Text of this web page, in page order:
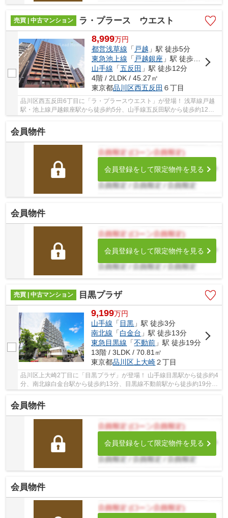
売買 | 中古マンション ラ・プラース ウエスト
8,999万円
都営浅草線 「 戸越 」駅 徒歩5分
東急池上線 「 戸越銀座 」駅 徒歩5分
山手線 「五反田 」駅 徒歩12分
4階 / 2LDK / 45.27㎡
東京都品川区西五反田 ６丁目
品川区西五反田6丁目に「ラ・プラースウエスト」が登場！ 浅草線戸越
駅・池上線戸越銀座駅から徒歩約5分、山手線五反田駅から徒歩約12
会員物件
会員登録をして限定物件を見る
会員物件
会員登録をして限定物件を見る
売買 | 中古マンション 目黒プラザ
9,199万円
山手線 「目黒 」駅 徒歩3分
南北線 「白金台 」駅 徒歩13分
東急目黒線 「不動前 」駅 徒歩19分
13階 / 3LDK / 70.81㎡
東京都品川区 上大崎２丁目
品川区上大崎2丁目に「目黒プラザ」が登場！ 山手線目黒駅から徒歩約4
分、南北線白金台駅から徒歩約13分、目黒線不動前駅から徒歩約19分。
4路線3駅利用可能な大変便利な立地に位置し...
会員物件
会員登録をして限定物件を見る
会員物件